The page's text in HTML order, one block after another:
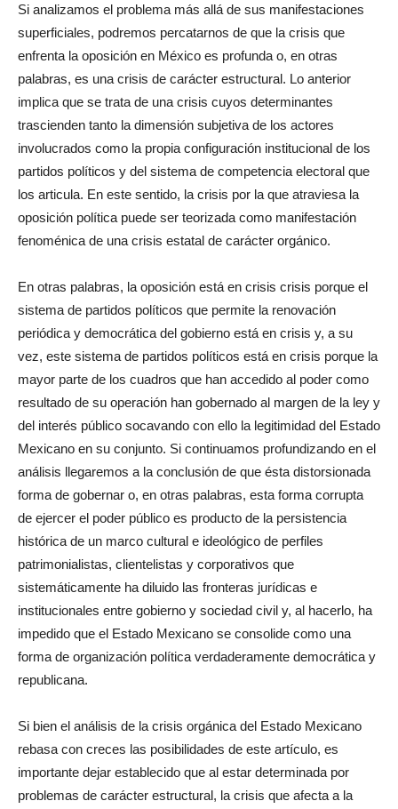
Si analizamos el problema más allá de sus manifestaciones
superficiales, podremos percatarnos de que la crisis que
enfrenta la oposición en México es profunda o, en otras
palabras, es una crisis de carácter estructural. Lo anterior
implica que se trata de una crisis cuyos determinantes
trascienden tanto la dimensión subjetiva de los actores
involucrados como la propia configuración institucional de los
partidos políticos y del sistema de competencia electoral que
los articula. En este sentido, la crisis por la que atraviesa la
oposición política puede ser teorizada como manifestación
fenoménica de una crisis estatal de carácter orgánico.
En otras palabras, la oposición está en crisis crisis porque el
sistema de partidos políticos que permite la renovación
periódica y democrática del gobierno está en crisis y, a su
vez, este sistema de partidos políticos está en crisis porque la
mayor parte de los cuadros que han accedido al poder como
resultado de su operación han gobernado al margen de la ley y
del interés público socavando con ello la legitimidad del Estado
Mexicano en su conjunto. Si continuamos profundizando en el
análisis llegaremos a la conclusión de que ésta distorsionada
forma de gobernar o, en otras palabras, esta forma corrupta
de ejercer el poder público es producto de la persistencia
histórica de un marco cultural e ideológico de perfiles
patrimonialistas, clientelistas y corporativos que
sistemáticamente ha diluido las fronteras jurídicas e
institucionales entre gobierno y sociedad civil y, al hacerlo, ha
impedido que el Estado Mexicano se consolide como una
forma de organización política verdaderamente democrática y
republicana.
Si bien el análisis de la crisis orgánica del Estado Mexicano
rebasa con creces las posibilidades de este artículo, es
importante dejar establecido que al estar determinada por
problemas de carácter estructural, la crisis que afecta a la